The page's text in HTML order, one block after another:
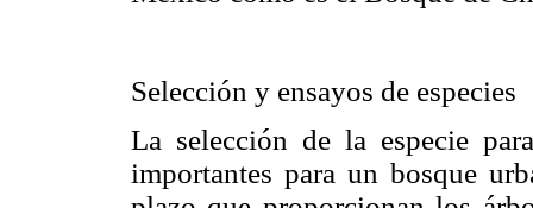
Selección y ensayos de especies
La selección de la especie
importantes para un bosque